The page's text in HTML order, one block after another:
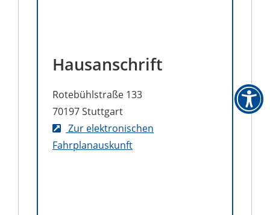
Hausanschrift
Rotebühlstraße 133
70197Stuttgart
Zur elektronischen
Fahrplanauskunft